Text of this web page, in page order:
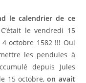
le calendrier de ce
C’était le vendredi 15
octobre 1582 !!! Oui
les pendules à
depuis Jules
15 octobre,on avait